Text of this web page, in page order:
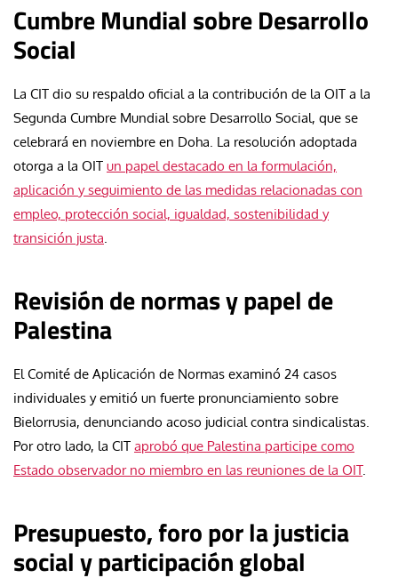
Cumbre Mundial sobre Desarrollo
Social
La CIT dio su respaldo oficial a la contribución de la OIT a la
Segunda Cumbre Mundial sobre Desarrollo Social, que se
celebrará en noviembre en Doha. La resolución adoptada
otorga a la OIT un papel destacado en la formulación,
aplicación y seguimiento de las medidas relacionadas con
empleo, protección social, igualdad, sostenibilidad y
transición justa.
Revisión de normas y papel de
Palestina
El Comité de Aplicación de Normas examinó 24 casos
individuales y emitió un fuerte pronunciamiento sobre
Bielorrusia, denunciando acoso judicial contra sindicalistas.
Por otro lado, la CIT aprobó que Palestina participe como
Estado observador no miembro en las reuniones de la OIT.
Presupuesto, foro por la justicia
social y participación global